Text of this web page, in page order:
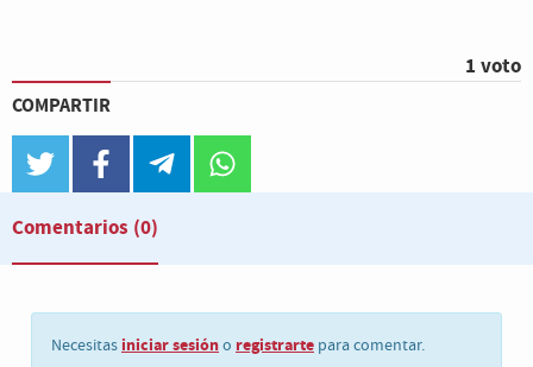
1 voto
COMPARTIR
twitter facebook telegram
Comentarios (0)
Necesitas iniciar sesióno registrarte para comentar.